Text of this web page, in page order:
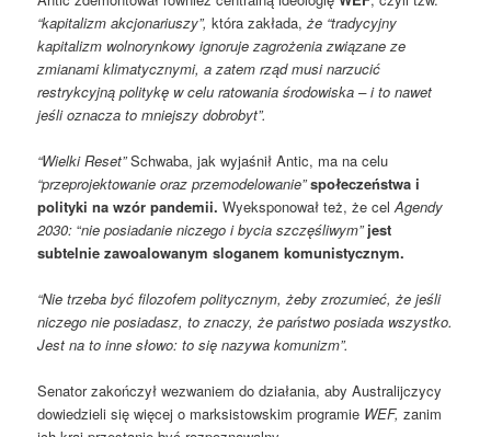
“kapitalizm akcjonariuszy”, która zakłada,że “tradycyjny
kapitalizm wolnorynkowy ignoruje zagrożenia związane ze
zmianami klimatycznymi, a zatem rząd musi narzucić
restrykcyjną politykę w celu ratowania środowiska – i to nawet
jeśli oznacza to mniejszy dobrobyt”.
“Wielki Reset”Schwaba, jak wyjaśnił Antic, ma na celu
“przeprojektowanie oraz przemodelowanie” społeczeństwa i
polityki na wzór pandemii. Wyeksponował też, że celAgendy
2030: “nie posiadanie niczego i bycia szczęśliwym” jest
subtelnie zawoalowanym sloganem komunistycznym.
“Nie trzeba być filozofem politycznym, żeby zrozumieć, że jeśli
niczego nie posiadasz, to znaczy, że państwo posiada wszystko.
Jest na to inne słowo: to się nazywa komunizm”.
Senator zakończył wezwaniem do działania, aby Australijczycy
dowiedzieli się więcej o marksistowskim programie WEF, zanim